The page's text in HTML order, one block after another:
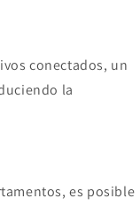
conectados, un
la
es posible